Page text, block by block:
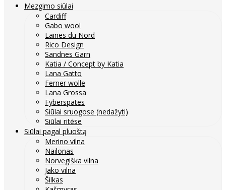
Mezgimo siūlai
Cardiff
Gabo wool
Laines du Nord
Rico Design
Sandnes Garn
Katia / Concept by Katia
Lana Gatto
Ferner wolle
Lana Grossa
Fyberspates
Siūlai sruogose (nedažyti)
Siūlai ritėse
Siūlai pagal pluoštą
Merino vilna
Nailonas
Norvegiška vilna
Jako vilna
Šilkas